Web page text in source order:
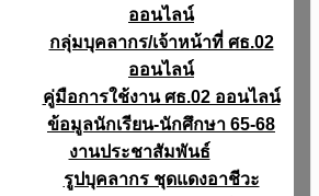
ออนไลน์
กลุ่มบุคลากร/เจ้าหน้าที่ ศธ.02
ออนไลน์
คู่มือการใช้งาน ศธ.02 ออนไลน์
ข้อมูลนักเรียน-นักศึกษา 65-68
งานประชาสัมพันธ์
รูปบุคลากร ชุดแดงอาชีวะ